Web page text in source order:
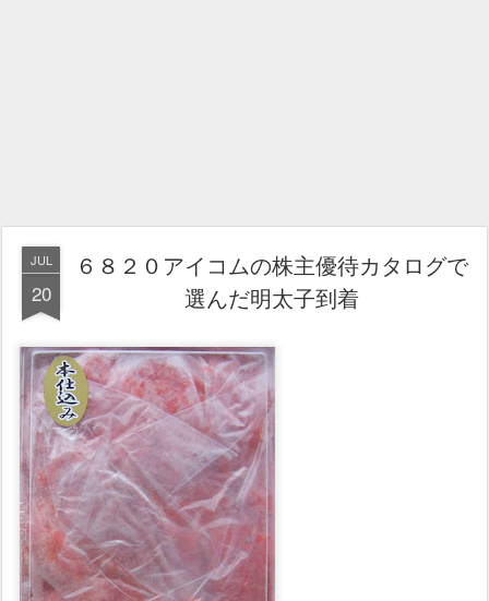
JUL
20
６８２０アイコムの株主優待カタログで
選んだ明太子到着